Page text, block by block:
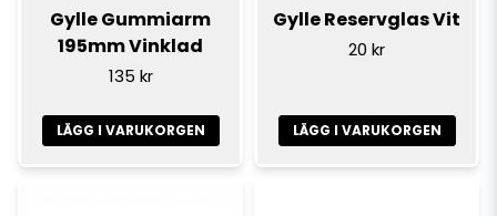
Gylle Gummiarm
195mm Vinklad
135 kr
LÄGG I VARUKORGEN
Gylle Reservglas Vit
20 kr
LÄGG I VARUKORGEN